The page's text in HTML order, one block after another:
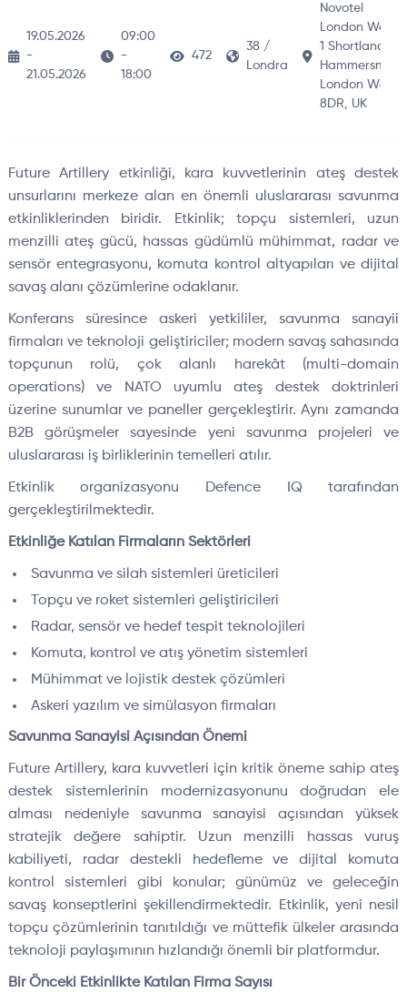
19.05.2026
-
21.05.2026
09:00
-
18:00
472
38 /
Londra
Novotel
London West,
1 Shortlands,
Hammersmith,
London W6
8DR, UK
Future Artillery etkinliği, kara kuvvetlerinin ateş destek
unsurlarını merkeze alan en önemli uluslararası savunma
etkinliklerinden biridir. Etkinlik; topçu sistemleri, uzun
menzilli ateş gücü, hassas güdümlü mühimmat, radar ve
sensör entegrasyonu, komuta kontrol altyapıları ve dijital
savaş alanı çözümlerine odaklanır.
Konferans süresince askeri yetkililer, savunma sanayii
firmaları ve teknoloji geliştiriciler; modern savaş sahasında
topçunun rolü, çok alanlı harekât (multi-domain
operations) ve NATO uyumlu ateş destek doktrinleri
üzerine sunumlar ve paneller gerçekleştirir. Aynı zamanda
B2B görüşmeler sayesinde yeni savunma projeleri ve
uluslararası iş birliklerinin temelleri atılır.
Etkinlik organizasyonu Defence IQ tarafından
gerçekleştirilmektedir.
Etkinliğe Katılan Firmaların Sektörleri
Savunma ve silah sistemleri üreticileri
Topçu ve roket sistemleri geliştiricileri
Radar, sensör ve hedef tespit teknolojileri
Komuta, kontrol ve atış yönetim sistemleri
Mühimmat ve lojistik destek çözümleri
Askeri yazılım ve simülasyon firmaları
Savunma Sanayisi Açısından Önemi
Future Artillery, kara kuvvetleri için kritik öneme sahip ateş
destek sistemlerinin modernizasyonunu doğrudan ele
alması nedeniyle savunma sanayisi açısından yüksek
stratejik değere sahiptir. Uzun menzilli hassas vuruş
kabiliyeti, radar destekli hedefleme ve dijital komuta
kontrol sistemleri gibi konular; günümüz ve geleceğin
savaş konseptlerini şekillendirmektedir. Etkinlik, yeni nesil
topçu çözümlerinin tanıtıldığı ve müttefik ülkeler arasında
teknoloji paylaşımının hızlandığı önemli bir platformdur.
Bir Önceki Etkinlikte Katılan Firma Sayısı